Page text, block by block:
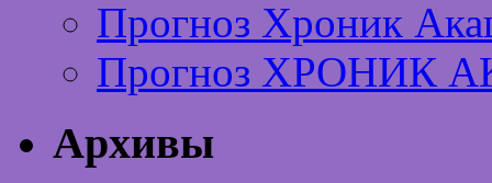
Прогноз Хроник
Прогноз ХРОНИК
Архивы